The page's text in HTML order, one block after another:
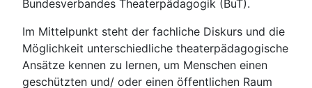
Bundesverbandes Theaterpädagogik (BuT).
Im Mittelpunkt steht der fachliche Diskurs und die
Möglichkeit unterschiedliche theaterpädagogische
Ansätze kennen zu lernen, um Menschen einen
geschützten und/ oder einen öffentlichen Raum